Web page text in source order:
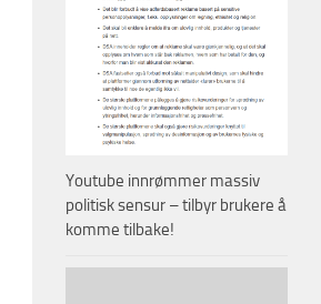
Youtube innrømmer massiv
politisk sensur – tilbyr brukere å
komme tilbake!